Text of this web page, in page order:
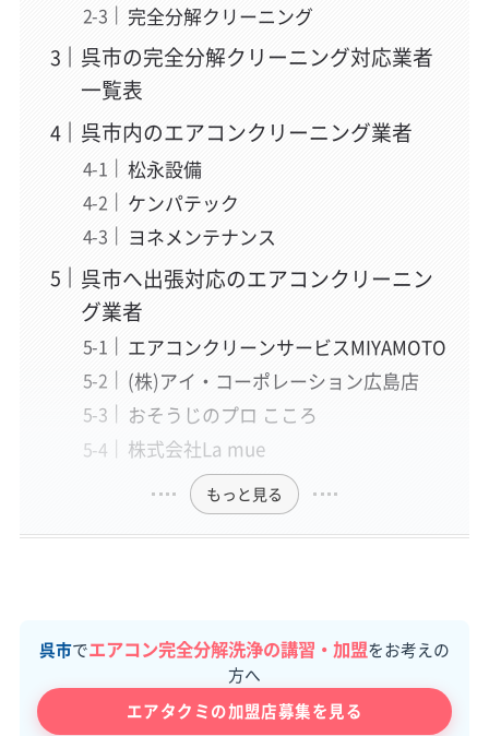
完全分解クリーニング
呉市の完全分解クリーニング対応業者
一覧表
呉市内のエアコンクリーニング業者
松永設備
ケンパテック
ヨネメンテナンス
呉市へ出張対応のエアコンクリーニン
グ業者
エアコンクリーンサービスMIYAMOTO
(株)アイ・コーポレーション広島店
おそうじのプロ こころ
株式会社La mue
もっと見る
呉市でエアコン完全分解洗浄の講習・加盟をお考えの
方へ
エアタクミの加盟店募集を見る